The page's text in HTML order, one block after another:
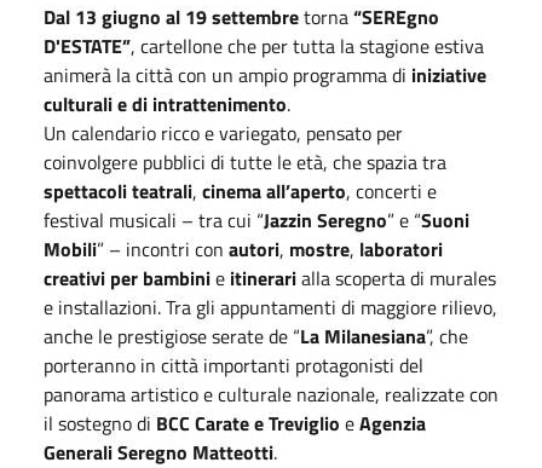
Dal 13 giugno al 19 settembretorna“SEREgno
D'ESTATE”, cartellone che per tutta la stagione estiva
animerà la città con un ampio programma di iniziative
culturali e di intrattenimento.
Un calendario ricco e variegato, pensato per
coinvolgere pubblici di tutte le età, che spazia tra
spettacoli teatrali, cinema all’aperto, concerti e
festival musicali – tra cui “Jazzin Seregno” e “Suoni
Mobili” – incontri con autori, mostre, laboratori
creativi per bambinie itinerarialla scoperta di murales
e installazioni. Tra gli appuntamenti di maggiore rilievo,
anche le prestigiose serate de “La Milanesiana”, che
porteranno in città importanti protagonisti del
panorama artistico e culturale nazionale, realizzate con
il sostegno di BCC Carate e Treviglio eAgenzia
Generali Seregno Matteotti.